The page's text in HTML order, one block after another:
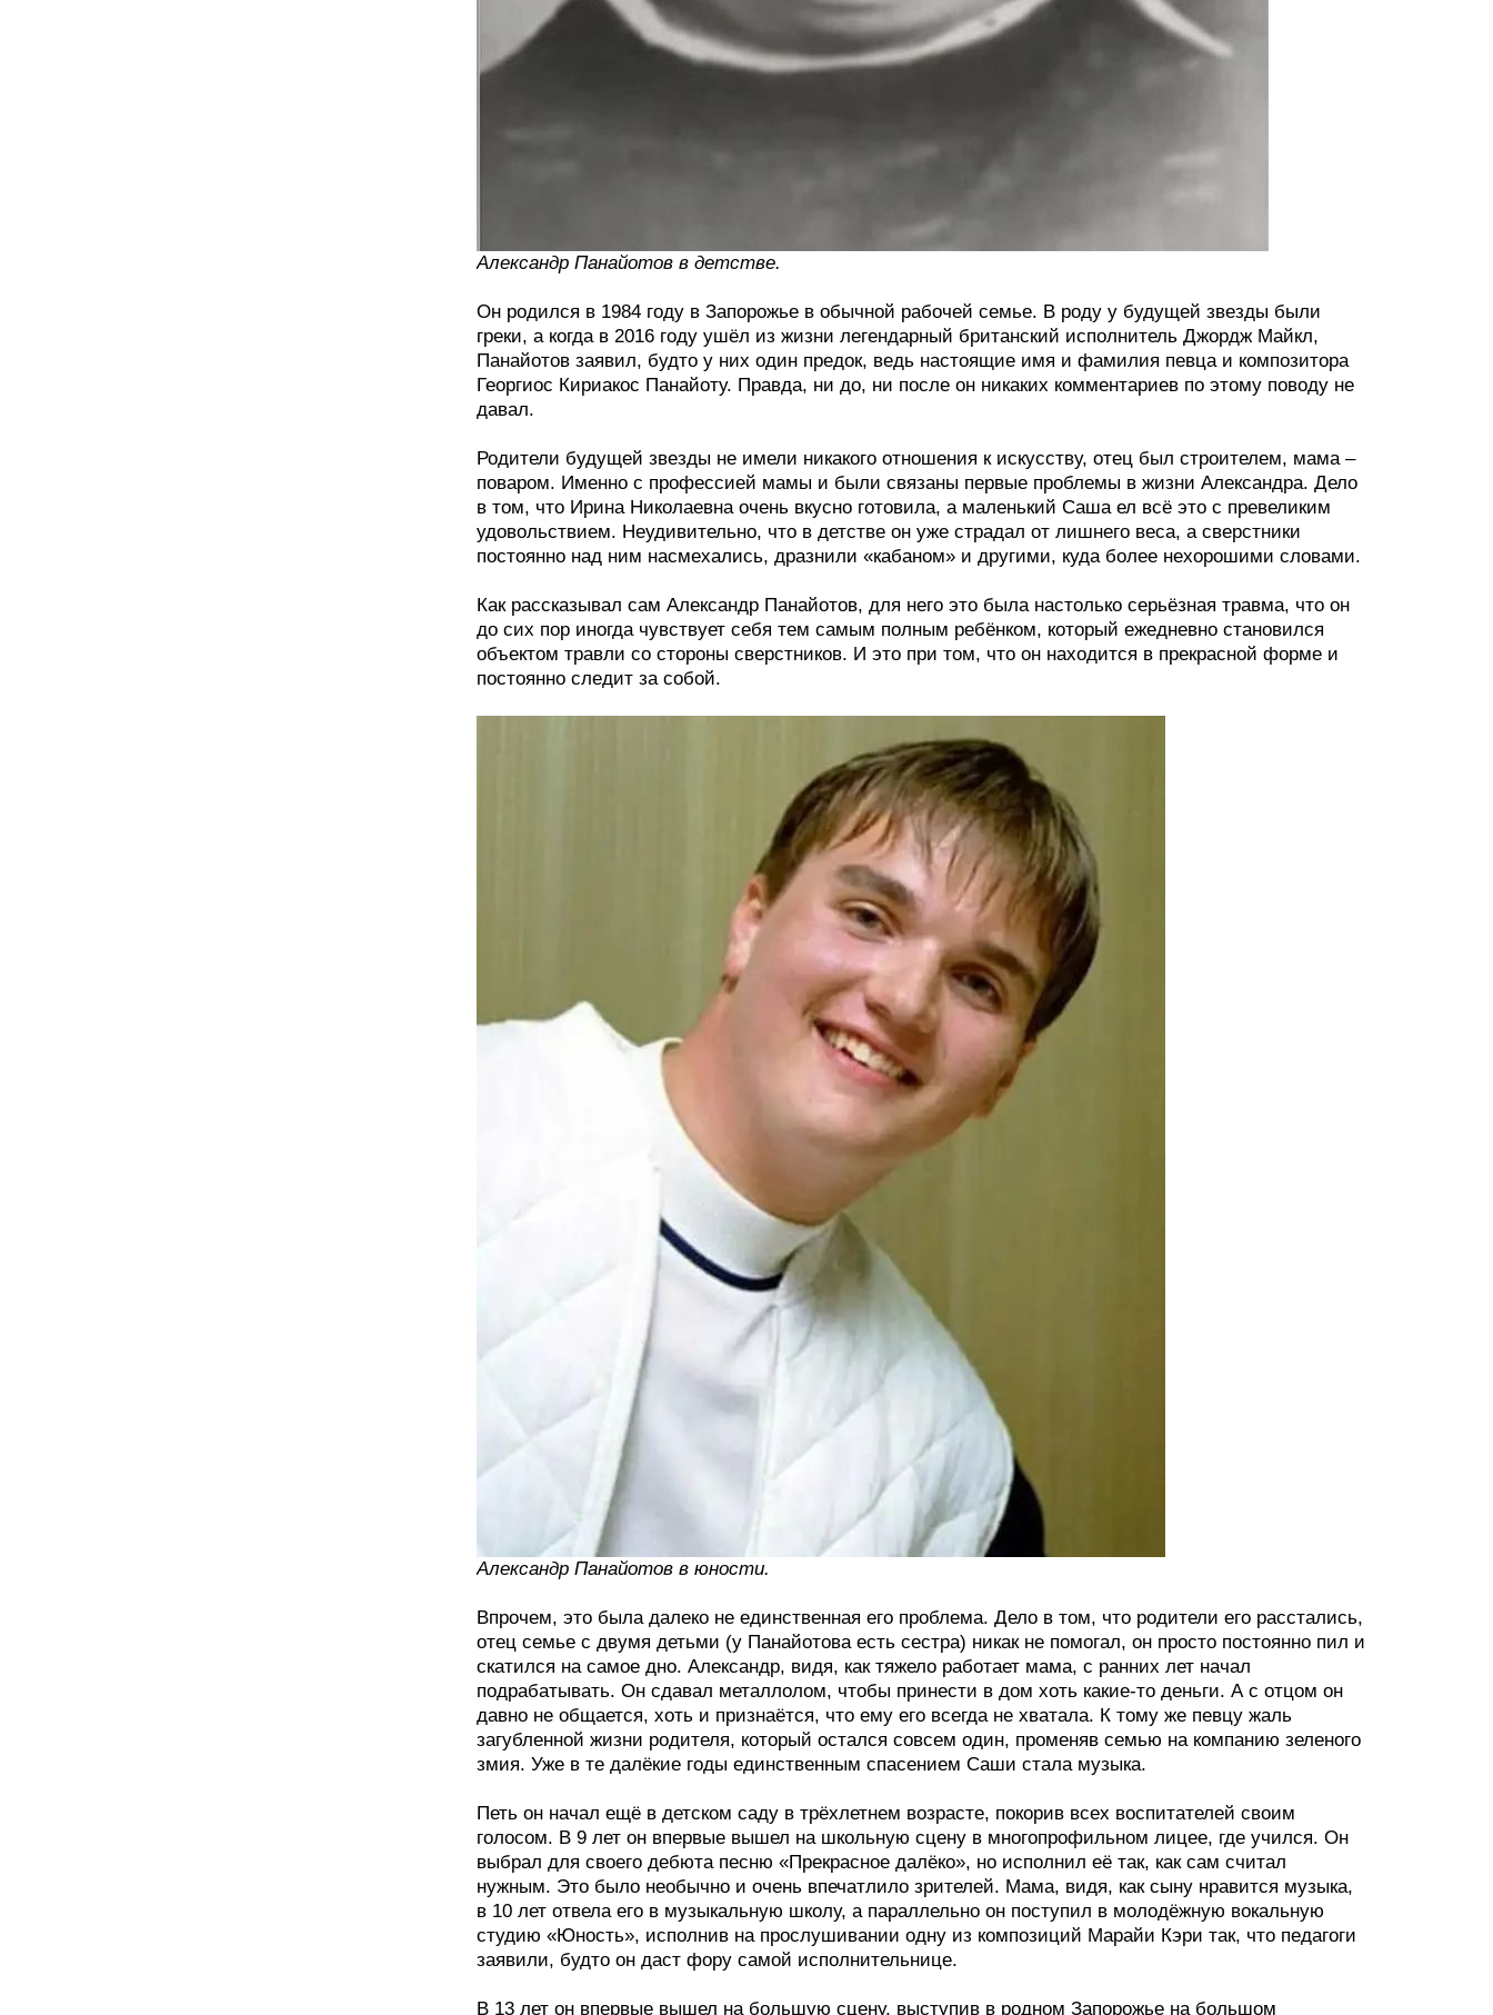
Александр Панайотов в детстве.
Он родился в 1984 году в Запорожье в обычной рабочей семье. В роду у будущей звезды были
греки, а когда в 2016 году ушёл из жизни легендарный британский исполнитель Джордж Майкл,
Панайотов заявил, будто у них один предок, ведь настоящие имя и фамилия певца и композитора
Георгиос Кириакос Панайоту. Правда, ни до, ни после он никаких комментариев по этому поводу не
давал.
Родители будущей звезды не имели никакого отношения к искусству, отец был строителем, мама –
поваром. Именно с профессией мамы и были связаны первые проблемы в жизни Александра. Дело
в том, что Ирина Николаевна очень вкусно готовила, а маленький Саша ел всё это с превеликим
удовольствием. Неудивительно, что в детстве он уже страдал от лишнего веса, а сверстники
постоянно над ним насмехались, дразнили «кабаном» и другими, куда более нехорошими словами.
Как рассказывал сам Александр Панайотов, для него это была настолько серьёзная травма, что он
до сих пор иногда чувствует себя тем самым полным ребёнком, который ежедневно становился
объектом травли со стороны сверстников. И это при том, что он находится в прекрасной форме и
постоянно следит за собой.
Александр Панайотов в юности.
Впрочем, это была далеко не единственная его проблема. Дело в том, что родители его расстались,
отец семье с двумя детьми (у Панайотова есть сестра) никак не помогал, он просто постоянно пил и
скатился на самое дно. Александр, видя, как тяжело работает мама, с ранних лет начал
подрабатывать. Он сдавал металлолом, чтобы принести в дом хоть какие-то деньги. А с отцом он
давно не общается, хоть и признаётся, что ему его всегда не хватала. К тому же певцу жаль
загубленной жизни родителя, который остался совсем один, променяв семью на компанию зеленого
змия. Уже в те далёкие годы единственным спасением Саши стала музыка.
Петь он начал ещё в детском саду в трёхлетнем возрасте, покорив всех воспитателей своим
голосом. В 9 лет он впервые вышел на школьную сцену в многопрофильном лицее, где учился. Он
выбрал для своего дебюта песню «Прекрасное далёко», но исполнил её так, как сам считал
нужным. Это было необычно и очень впечатлило зрителей. Мама, видя, как сыну нравится музыка,
в 10 лет отвела его в музыкальную школу, а параллельно он поступил в молодёжную вокальную
студию «Юность», исполнив на прослушивании одну из композиций Марайи Кэри так, что педагоги
заявили, будто он даст фору самой исполнительнице.
В 13 лет он впервые вышел на большую сцену, выступив в родном Запорожье на большом